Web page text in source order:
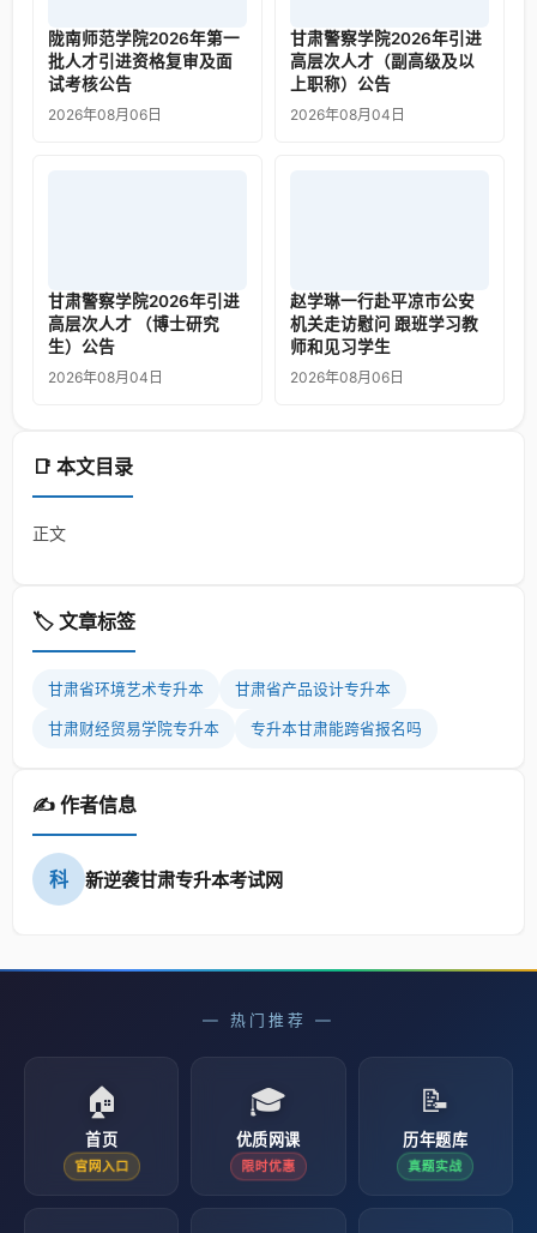
📑 本文目录
正文
🏷️ 文章标签
甘肃省环境艺术专升本 甘肃省产品设计专升本
甘肃财经贸易学院专升本 专升本甘肃能跨省报名吗
✍️ 作者信息
科 新逆袭甘肃专升本考试网
陇南师范学院2026年第一
批人才引进资格复审及面
试考核公告
2026年08月06日
甘肃警察学院2026年引进
高层次人才（副高级及以
上职称）公告
2026年08月04日
甘肃警察学院2026年引进
高层次人才 （博士研究
生）公告
2026年08月04日
赵学琳一行赴平凉市公安
机关走访慰问 跟班学习教
师和见习学生
2026年08月06日
— 热门推荐 —
🏠
首页
官网入口
🎓
优质网课
限时优惠
📝
历年题库
真题实战